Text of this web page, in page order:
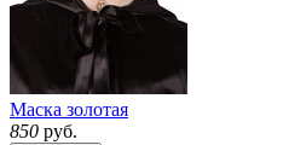
Маска золотая
850 руб.